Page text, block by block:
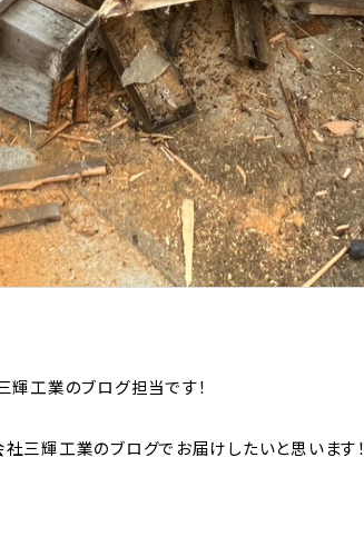
工業のブログ担当です！
三輝工業のブログでお届けしたいと思います！